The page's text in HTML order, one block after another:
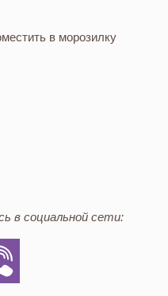
в морозилку
в социальной сети: